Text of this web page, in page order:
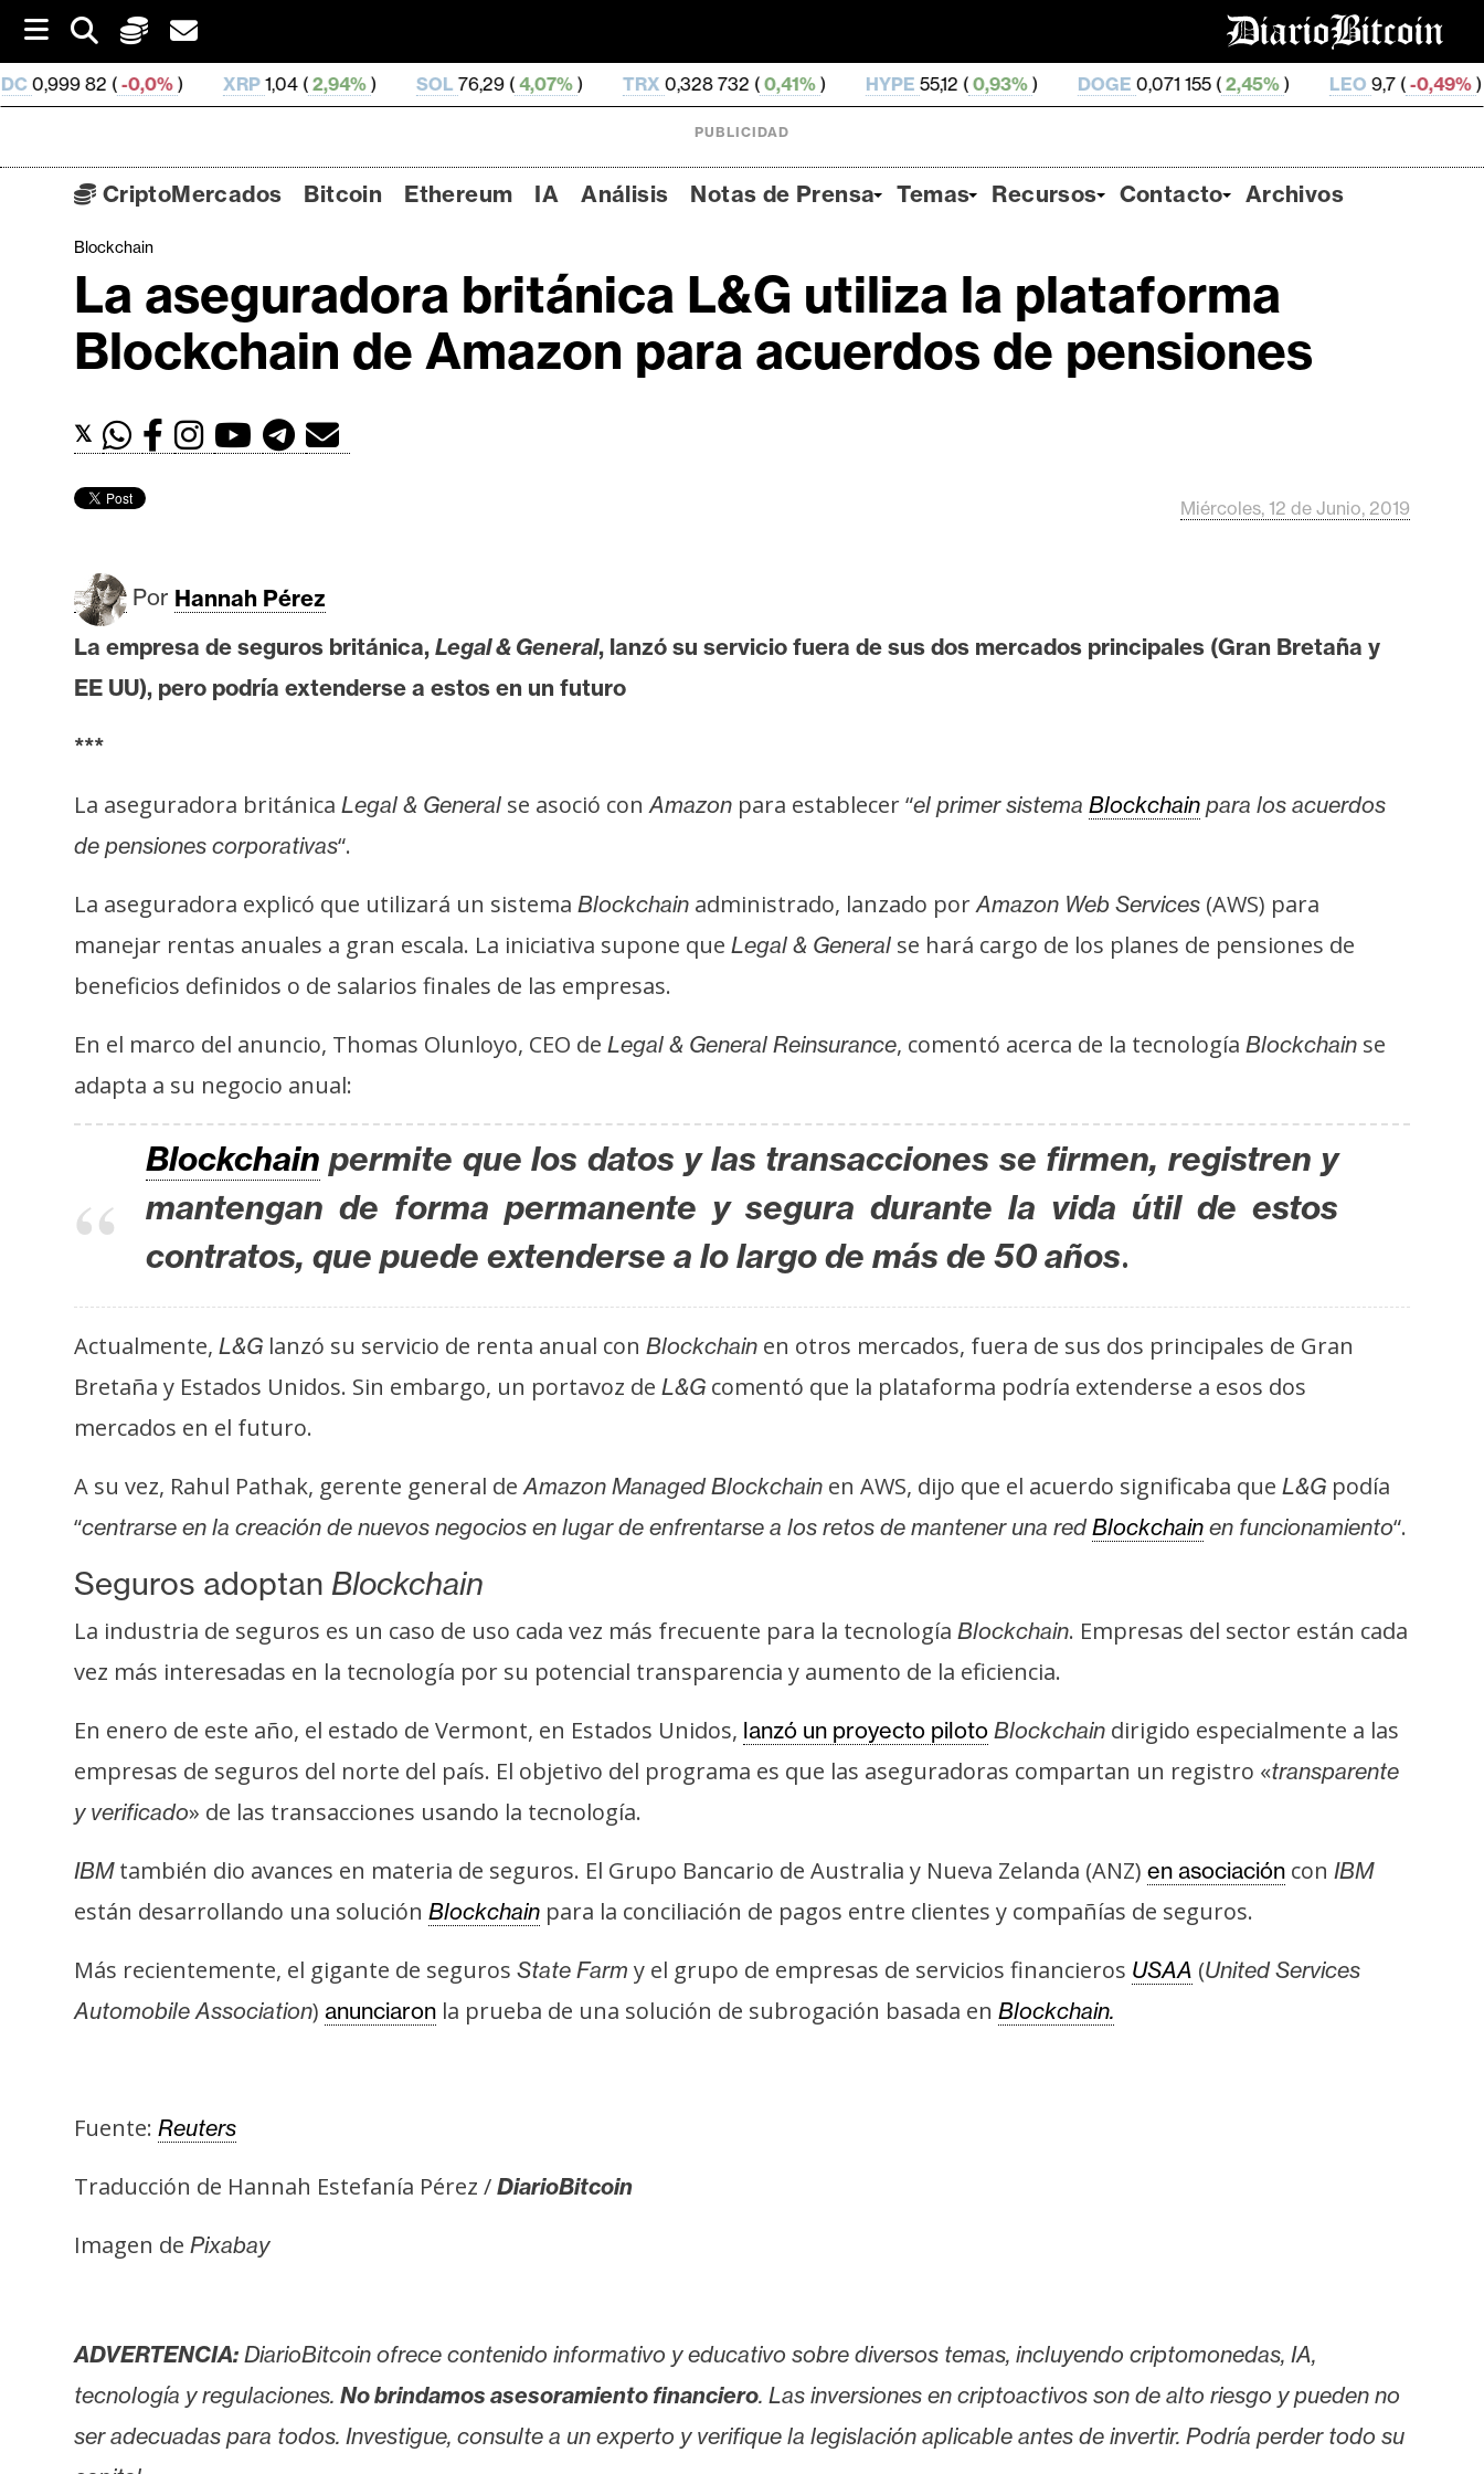
i
p
t
0,0%) XRP1,04 ( 2,94%) SOL76,29 ( 4,07% ) TRX0,328 732 (0,41%) HYPE55,12 ( 0,93%) DOGE0,071 155 (2,45%) LEO9,7 (-0,49%) ZEC
C
i
p
t
M
r
d
o
s
i
c
o
n
E
h
r
e
A
A
á
i
s
s
N
t
s
d
P
r
n
a
e
a
c
u
s
PUBLICIDAD
CriptoMercados Bitcoin Ethereum IA Análisis Notas de Prensa Temas Recursos Contacto Archivos
Blockchain
La aseguradora británica L&G utiliza la plataforma
Blockchain de Amazon para acuerdos de pensiones
𝕏
Miércoles, 12 de Junio, 2019
Por Hannah Pérez
La empresa de seguros británica, Legal & General, lanzó su servicio fuera de sus dos mercados principales (Gran Bretaña y
EE UU), pero podría extenderse a estos en un futuro
***
La aseguradora británica Legal & General se asoció conAmazon para establecer “el primer sistema Blockchain para los acuerdos
de pensiones corporativas“.
La aseguradora explicó que utilizará un sistema Blockchain administrado, lanzado porAmazon Web Services (AWS) para
manejar rentas anuales a gran escala. La iniciativa supone que Legal & General se hará cargo de los planes de pensiones de
beneficios definidos o de salarios finales de las empresas.
En el marco del anuncio, Thomas Olunloyo, CEO de Legal & General Reinsurance, comentó acerca de la tecnología Blockchain se
adapta a su negocio anual:
Blockchain permite que los datos y las transacciones se firmen, registren y
mantengan de forma permanente y segura durante la vida útil de estos
contratos, que puede extenderse a lo largo de más de 50 años.
Actualmente, L&G lanzó su servicio de renta anual con Blockchain en otros mercados, fuera de sus dos principales de Gran
Bretaña y Estados Unidos. Sin embargo, un portavoz de L&G comentó que la plataforma podría extenderse a esos dos
mercados en el futuro.
A su vez, Rahul Pathak, gerente general deAmazon Managed Blockchain en AWS, dijo que el acuerdo significaba que L&G podía
“centrarse en la creación de nuevos negocios en lugar de enfrentarse a los retos de mantener una redBlockchain en funcionamiento“.
Seguros adoptan Blockchain
La industria de seguros es un caso de uso cada vez más frecuente para la tecnología Blockchain. Empresas del sector están cada
vez más interesadas en la tecnología por su potencial transparencia y aumento de la eficiencia.
En enero de este año, el estado de Vermont, en Estados Unidos, lanzó un proyecto piloto Blockchain dirigido especialmente a las
empresas de seguros del norte del país. El objetivo del programa es que las aseguradoras compartan un registro «transparente
y verificado» de las transacciones usando la tecnología.
IBMtambién dio avances en materia de seguros. El Grupo Bancario de Australia y Nueva Zelanda (ANZ) en asociación con IBM
están desarrollando una solución Blockchain para la conciliación de pagos entre clientes y compañías de seguros.
Más recientemente, el gigante de seguros State Farm y el grupo de empresas de servicios financieros USAA (United Services
Automobile Association) anunciaron la prueba de una solución de subrogación basada en Blockchain.
Fuente: Reuters
Traducción de Hannah Estefanía Pérez / DiarioBitcoin
Imagen de Pixabay
ADVERTENCIA: DiarioBitcoin ofrece contenido informativo y educativo sobre diversos temas, incluyendo criptomonedas, IA,
tecnología y regulaciones. No brindamos asesoramiento financiero. Las inversiones en criptoactivos son de alto riesgo y pueden no
ser adecuadas para todos. Investigue, consulte a un experto y verifique la legislación aplicable antes de invertir. Podría perder todo su